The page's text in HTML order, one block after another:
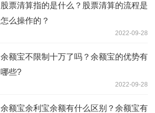
股票清算指的是什么？股票清算的流程是
怎么操作的？
2022-09-28
余额宝不限制十万了吗？余额宝的优势有
哪些?
2022-09-28
余额宝余利宝余额有什么区别？余额宝有